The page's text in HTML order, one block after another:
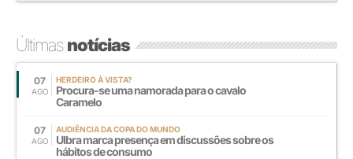
Últimasnotícias
07
AGO
HERDEIRO À VISTA?
Procura-se uma namorada para o cavalo
Caramelo
07
AGO
AUDIÊNCIA DA COPA DO MUNDO
Ulbra marca presença em discussões sobre os
hábitos de consumo